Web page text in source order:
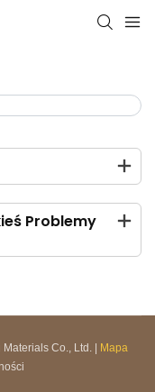
Problemy
Co., Ltd. |
Mapa